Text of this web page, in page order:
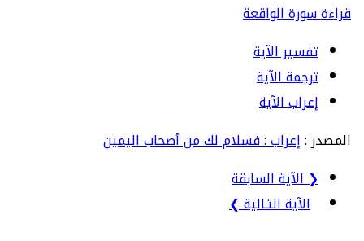
قراءة سورة الواقعة
تفسير الآية
ترجمة الآية
إعراب الآية
المصدر :إعراب : فسلام لك من أصحاب اليمين
❮ الآية السابقة
الآية التـالية ❯